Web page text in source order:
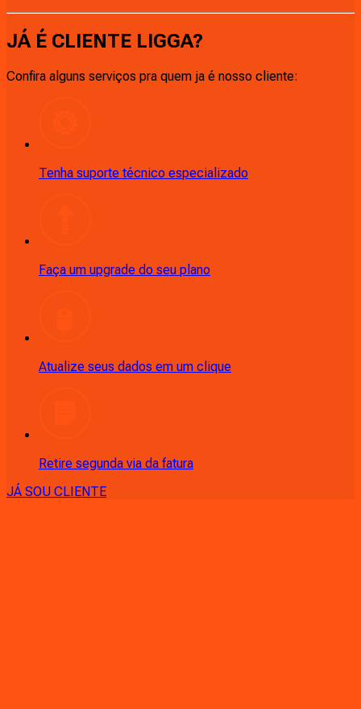
JÁ É CLIENTE LIGGA?
Confira alguns serviços pra quem ja é nosso cliente:
Tenha suporte técnico especializado
Faça um upgrade do seu plano
Atualize seus dados em um clique
Retire segunda via da fatura
JÁ SOU CLIENTE